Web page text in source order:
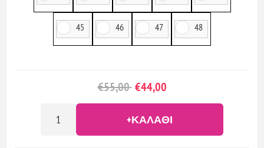
45 46 47 48
€55,00 €44,00
+ΚΑΛΆΘΙ